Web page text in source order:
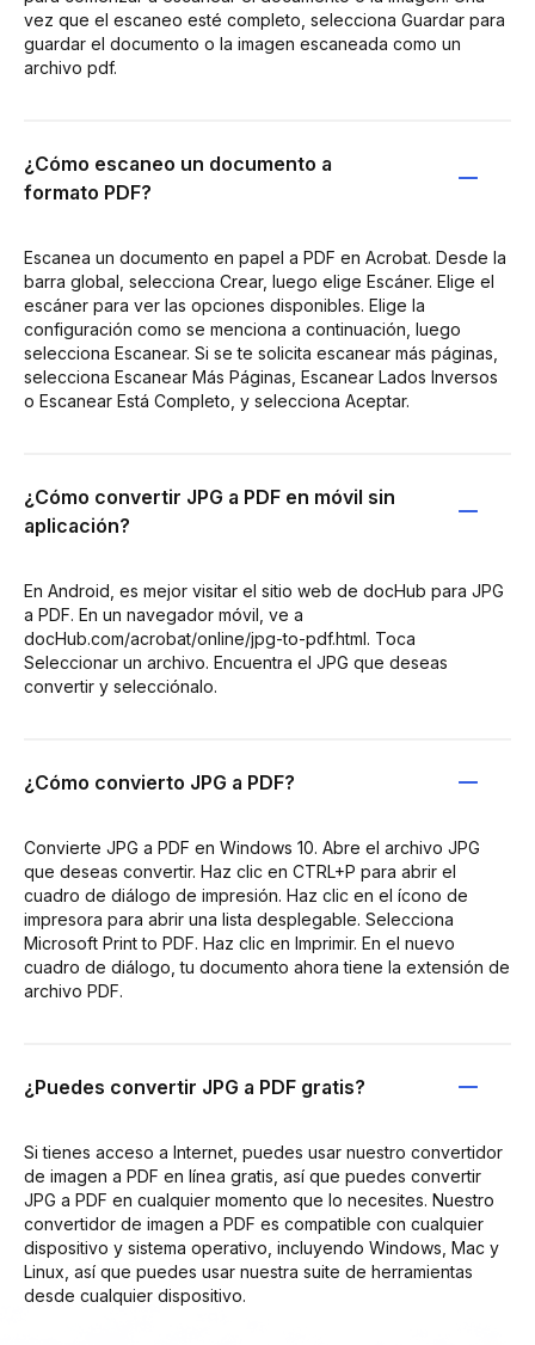
vez que el escaneo esté completo, selecciona Guardar para
guardar el documento o la imagen escaneada como un
archivo pdf.
¿Cómo escaneo un documento a
formato PDF?
Escanea un documento en papel a PDF en Acrobat. Desde la
barra global, selecciona Crear, luego elige Escáner. Elige el
escáner para ver las opciones disponibles. Elige la
configuración como se menciona a continuación, luego
selecciona Escanear. Si se te solicita escanear más páginas,
selecciona Escanear Más Páginas, Escanear Lados Inversos
o Escanear Está Completo, y selecciona Aceptar.
¿Cómo convertir JPG a PDF en móvil sin
aplicación?
En Android, es mejor visitar el sitio web de docHub para JPG
a PDF. En un navegador móvil, ve a
docHub.com/acrobat/online/jpg-to-pdf.html. Toca
Seleccionar un archivo. Encuentra el JPG que deseas
convertir y selecciónalo.
¿Cómo convierto JPG a PDF?
Convierte JPG a PDF en Windows 10. Abre el archivo JPG
que deseas convertir. Haz clic en CTRL+P para abrir el
cuadro de diálogo de impresión. Haz clic en el ícono de
impresora para abrir una lista desplegable. Selecciona
Microsoft Print to PDF. Haz clic en Imprimir. En el nuevo
cuadro de diálogo, tu documento ahora tiene la extensión de
archivo PDF.
¿Puedes convertir JPG a PDF gratis?
Si tienes acceso a Internet, puedes usar nuestro convertidor
de imagen a PDF en línea gratis, así que puedes convertir
JPG a PDF en cualquier momento que lo necesites. Nuestro
convertidor de imagen a PDF es compatible con cualquier
dispositivo y sistema operativo, incluyendo Windows, Mac y
Linux, así que puedes usar nuestra suite de herramientas
desde cualquier dispositivo.